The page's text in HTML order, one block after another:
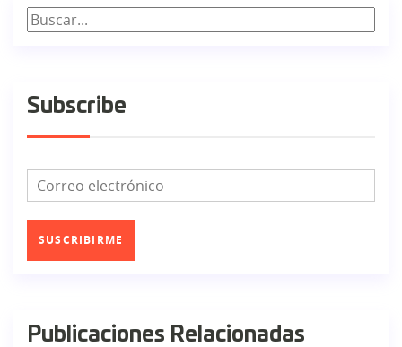
Subscribe
SUSCRIBIRME
Publicaciones Relacionadas